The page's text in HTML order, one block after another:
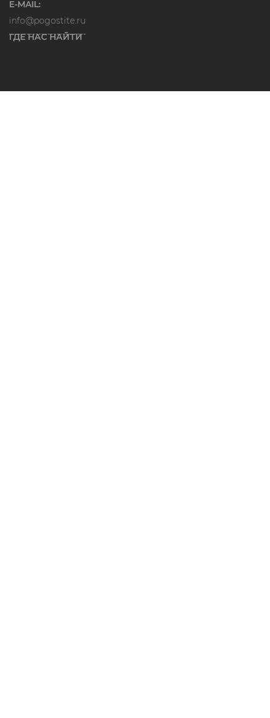
E-MAIL:
info@pogostite.ru
ГДЕ НАС НАЙТИ